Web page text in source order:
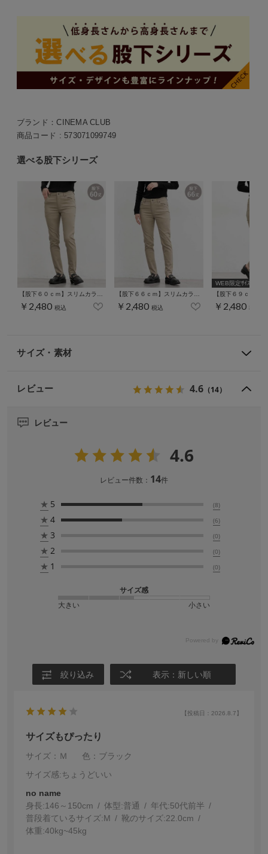
ブランド：CINEMA CLUB
商品コード : 573071099749
選べる股下シリーズ
￥2,480 税込 ￥2,480 税込
WEB限定ｻｲｽﾞ[3L]
￥2,480 税込
サイズ・素材
レビュー 4.6 （14）
レビュー
4.6
レビュー件数： 14件
★ 5 (8)
★ 4 (6)
★ 3 (0)
★ 2 (0)
★ 1 (0)
サイズ感
大きい
小さい
絞り込み 表示：新しい順
【投稿日：2026.8.7】
サイズもぴったり
サイズ：Ｍ
色：ブラック
サイズ感:ちょうどいい
no name
身長:146～150cm 体型:普通 年代:50代前半
普段着ているサイズ:M 靴のサイズ:22.0cm
体重:40kg~45kg